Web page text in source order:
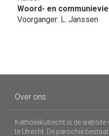
Woord- en
Voorganger: L. Janssen
Over ons
Katholiekutrecht is de
te Utrecht. De parochie